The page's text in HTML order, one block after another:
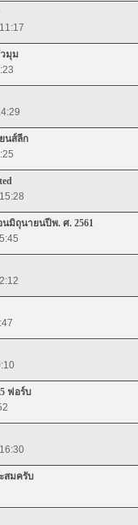
มุม
นส์ลีก
มิถุนายนปีพ. ศ. 2561
ฟอร์บ
สมครับ